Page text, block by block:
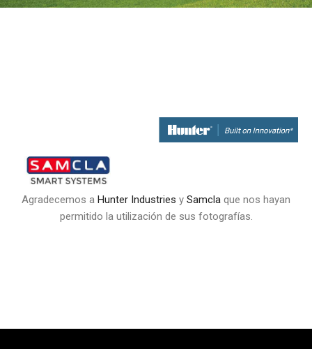
Agradecemos a Hunter Industries y Samcla que nos hayan
permitido la utilización de sus fotografías.